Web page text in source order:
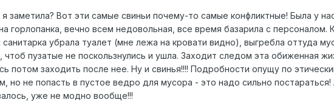
заметила? Вот эти самые свиньи почему-то самые конфликтные! Была у
горлопанка, вечно всем недовольная, все время базарила с персоналом.
санитарка убрала туалет (мне лежа на кровати видно), выгребла оттуда
чтоб пузатые не поскользнулись и ушла. Заходит следом эта обиженная
потом заходить после нее. Ну и свинья!!!! Подробности опущу по
но не попасть в пустое ведро для мусора - это надо сильно постараться!
уже не модно вообще!!!